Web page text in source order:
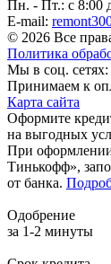
Пн. - Пт.: с 8:00
E-mail:
© 2026 Все
Политика
Мы в соц. сетях:
Принимаем к
Карта сайта
Оформите
на выгодных
При оформлении
Тинькофф»,
от банка.
Одобрение
за 1-2 минуты